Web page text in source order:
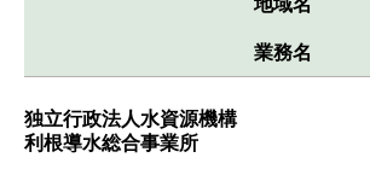
業務名
独立行政法人水資源機構
利根導水総合事業所